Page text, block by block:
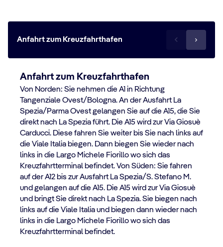
Anfahrt zum Kreuzfahrthafen
Anfahrt zum Kreuzfahrthafen
Von Norden: Sie nehmen die A1 in Richtung
Tangenziale Ovest/Bologna. An der Ausfahrt La
Spezia/Parma Ovest gelangen Sie auf die A15, die Sie
direkt nach La Spezia führt. Die A15 wird zur Via Giosuè
Carducci. Diese fahren Sie weiter bis Sie nach links auf
die Viale Italia biegen. Dann biegen Sie wieder nach
links in die Largo Michele Fiorillo wo sich das
Kreuzfahrtterminal befindet. Von Süden: Sie fahren
auf der A12 bis zur Ausfahrt La Spezia/S. Stefano M.
und gelangen auf die A15. Die A15 wird zur Via Giosuè
und bringt Sie direkt nach La Spezia. Sie biegen nach
links auf die Viale Italia und biegen dann wieder nach
links in die Largo Michele Fiorillo wo sich das
Kreuzfahrtterminal befindet.